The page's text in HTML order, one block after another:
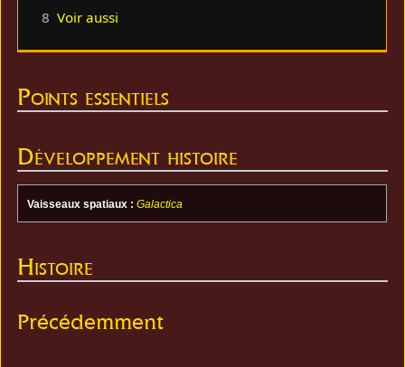
8 Voir aussi
Points essentiels
Développement histoire
Vaisseaux spatiaux : Galactica
Histoire
Précédemment